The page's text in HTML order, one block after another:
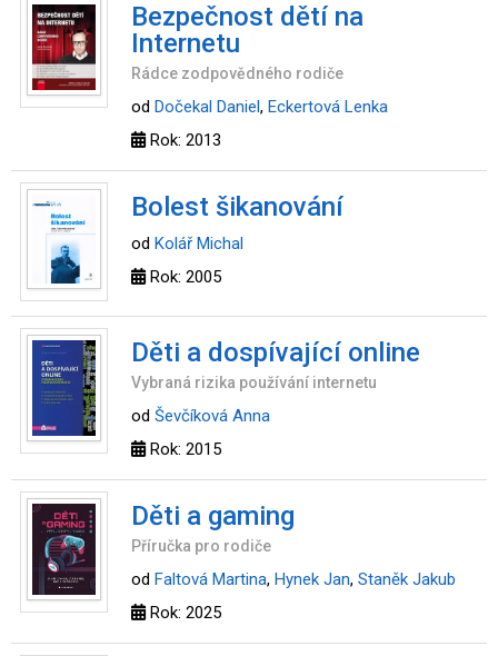
Bezpečnost dětí na
Internetu
Rádce zodpovědného rodiče
od Dočekal Daniel, Eckertová Lenka
Rok: 2013
Bolest šikanování
od Kolář Michal
Rok: 2005
Děti a dospívající online
Vybraná rizika používání internetu
od Ševčíková Anna
Rok: 2015
Děti a gaming
Příručka pro rodiče
od Faltová Martina, Hynek Jan, Staněk Jakub
Rok: 2025